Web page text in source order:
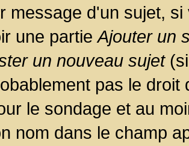
message d'un sujet,
une partieAjouter un
un nouveau sujet(si
pas le
le sondage et au
nom dans le champ